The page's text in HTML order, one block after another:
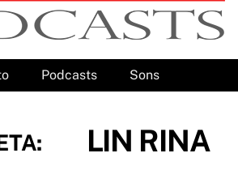
Podcasts Sons
LIN RINA